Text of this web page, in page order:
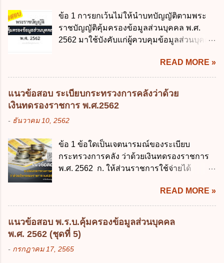
รับผิดชอบในการบริหารจัดการข้อมูลของ
หน่วยงานของรัฐ ง. กำหนดกรอบและทิศทาง
การบริหารงานภาครัฐและการจัดทำบริการ
สาธารณะในรูปแบบดิจิทัล ข้อ 4 กรรมการ
พัฒนารัฐบาลดิจิทัลโดยตำแหน่ง ม...
เว้นแต่เด็กที่สอบได้ชั้นปีที่ 9 ของการศึกษา
ภาคบังคับแล้ว 2. ผู้ปกครอง คือ 2.1 บิดา
มารดา 2.2 บิดาหรือมารดา ซึ่งเป็นผู้ใช้
กฎหมายแพ่งและพาณิชย์ 2.4 บุคคลที่เด็ก
อยู่ด้วยเป็นประจำหรือที่เด็กอยู่รับใช้การงาน
3. ผู้ปกครองดังกล่าว มีหน้าที่ ส่งเด็กเข้าเรียน
ในสถานศึกษาในวันแรกของการเปิดเรียนภาค
การเปิดเรียนภาคต้น ถ้าสถานศึกษายังมิไ...
ข้อ 1 การยกเว้นไม่ให้นำบทบัญญัติตามพระ
ราชบัญญัติคุ้มครองข้อมูลส่วนบุคคล พ.ศ.
2562 มาใช้บังคับแก่ผู้ควบคุมข้อมูลส่วนบุคคล
ข. พระราชกำหนด ค. พระราชกฤษฎีกา ง. กฎ
กระทรวง ข้อ 2 กฎหมายตามข้อ 1 กำหนด
หน่วยงานและกิจการใดที่ผู้ควบคุมข้อมูลส่วน
รัฐทุกแห่ง ข. กิจการด้านการศึกษา ค. กิจการ
ข้อ 3 โดยหลัก ทั่วไป พระราชบัญญัติคุ้มครอง
ข้อมูลส่วนบุคคล พ.ศ. 2562 ใช้บังคับตั้งแต่วัน
ใด ก. 26 พฤษภาคม 2562 ข. 27 พฤษภาคม
พฤษภาคม 2562 ข้อ 4 "บุคคลหรือนิติบุคคล
ซึ่งมีอำนาจหน้าที่ตัดสินใจเกี่ยวกับการเก็บ
รวบรวม ใช้ หรือเปิดเผยข้อมูลส่วนบุคคล" คือ
ความหมายตามข้อใด ก. ผู้ควบคุมข้อมูลส่วน
READ MORE »
แนวข้อสอบ ระเบียบกระทรวงการคลังว่าด้วย
เงินทดรองราชการ พ.ศ.2562
- ธันวาคม 10, 2562
ข้อ 1 ข้อใดเป็นเจตนารมณ์ของระเบียบ
กระทรวงการคลัง ว่าด้วยเงินทดรองราชการ
พ.ศ. 2562 ก. ให้ส่วนราชการใช้จ่ายได้
ส่วนราชการมีเงินทดรองราชการเพื่อรองจ่าย
ตามข้อผูกพันในการกู้เงินจากต่างประเทศ ค.
รองรับการปฏิบัติงานด้านการเงินการคลังตาม
นโยบาย New GFMIS Thai ง. สนับสนุนการให้
ความช่วยเหลือในกรณีจำเป็นเร่งด่วนที่ไม่
สามารถรอการเบิกเงินจากงบประมาณได้ ข้อ
READ MORE »
แนวข้อสอบ พ.ร.บ.คุ้มครองข้อมูลส่วนบุคคล
พ.ศ. 2562 (ชุดที่ 5)
- กรกฎาคม 17, 2565